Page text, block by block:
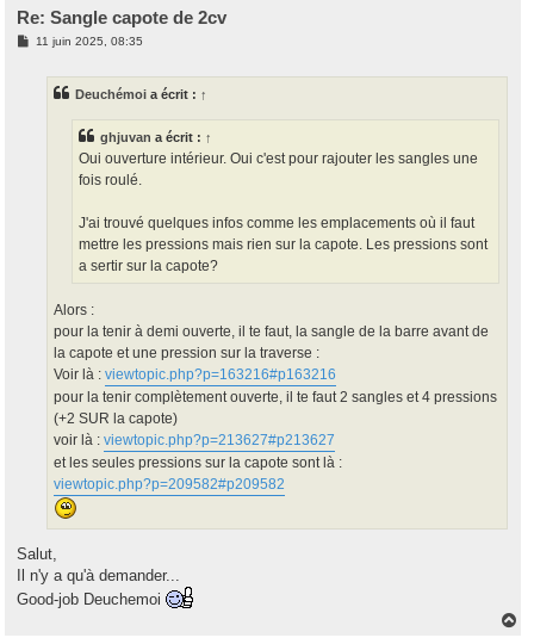
Re: Sangle capote de 2cv
M11 juin 2025, 08:35
Deuchémoi a écrit : ↑
ghjuvan a écrit : ↑
Oui ouverture intérieur. Oui c'est pour rajouter les sangles une
fois roulé.
J'ai trouvé quelques infos comme les emplacements où il faut
mettre les pressions mais rien sur la capote. Les pressions sont
a sertir sur la capote?
Alors :
pour la tenir à demi ouverte, il te faut, la sangle de la barre avant de
la capote et une pression sur la traverse :
Voir là : viewtopic.php?p=163216#p163216
pour la tenir complètement ouverte, il te faut 2 sangles et 4 pressions
(+2 SUR la capote)
voir là : viewtopic.php?p=213627#p213627
et les seules pressions sur la capote sont là :
viewtopic.php?p=209582#p209582
Salut,
Il n'y a qu'à demander...
Good-job Deuchemoi